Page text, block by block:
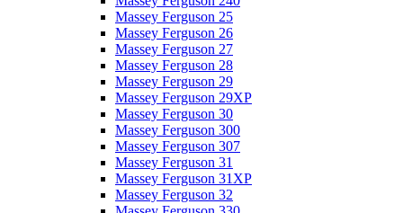
Massey Ferguson 25
Massey Ferguson 26
Massey Ferguson 27
Massey Ferguson 28
Massey Ferguson 29
Massey Ferguson 29XP
Massey Ferguson 30
Massey Ferguson 300
Massey Ferguson 307
Massey Ferguson 31
Massey Ferguson 31XP
Massey Ferguson 32